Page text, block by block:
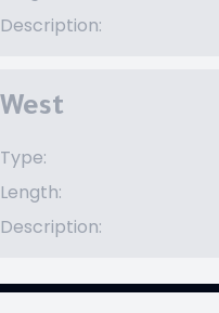
Description:
West
Type:
Length:
Description: